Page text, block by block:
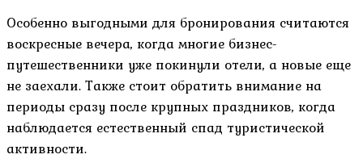
Особенно выгодными для бронирования считаются
воскресные вечера, когда многие бизнес-
путешественники уже покинули отели, а новые еще
не заехали. Также стоит обратить внимание на
периоды сразу после крупных праздников, когда
наблюдается естественный спад туристической
активности.